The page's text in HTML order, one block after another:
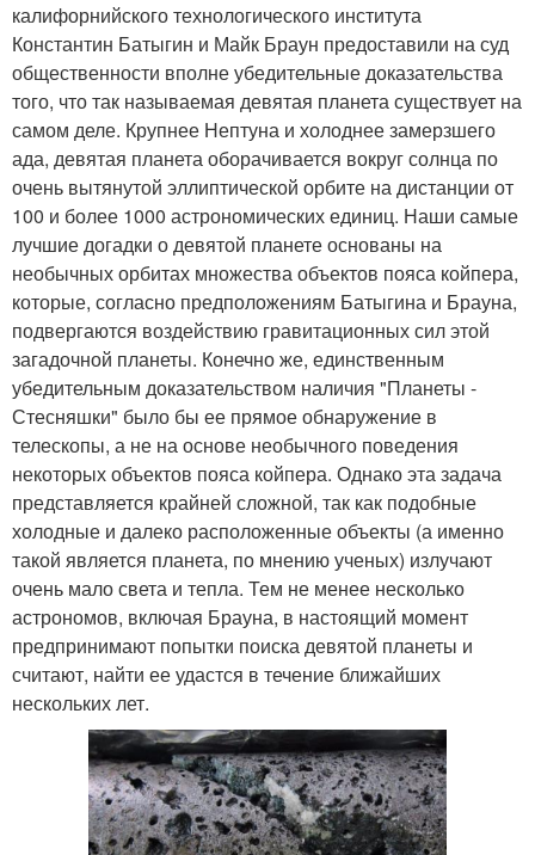
калифорнийского технологического института
Константин Батыгин и Майк Браун предоставили на суд
общественности вполне убедительные доказательства
того, что так называемая девятая планета существует на
самом деле. Крупнее Нептуна и холоднее замерзшего
ада, девятая планета оборачивается вокруг солнца по
очень вытянутой эллиптической орбите на дистанции от
100 и более 1000 астрономических единиц. Наши самые
лучшие догадки о девятой планете основаны на
необычных орбитах множества объектов пояса койпера,
которые, согласно предположениям Батыгина и Брауна,
подвергаются воздействию гравитационных сил этой
загадочной планеты. Конечно же, единственным
убедительным доказательством наличия "Планеты -
Стесняшки" было бы ее прямое обнаружение в
телескопы, а не на основе необычного поведения
некоторых объектов пояса койпера. Однако эта задача
представляется крайней сложной, так как подобные
холодные и далеко расположенные объекты (а именно
такой является планета, по мнению ученых) излучают
очень мало света и тепла. Тем не менее несколько
астрономов, включая Брауна, в настоящий момент
предпринимают попытки поиска девятой планеты и
считают, найти ее удастся в течение ближайших
нескольких лет.